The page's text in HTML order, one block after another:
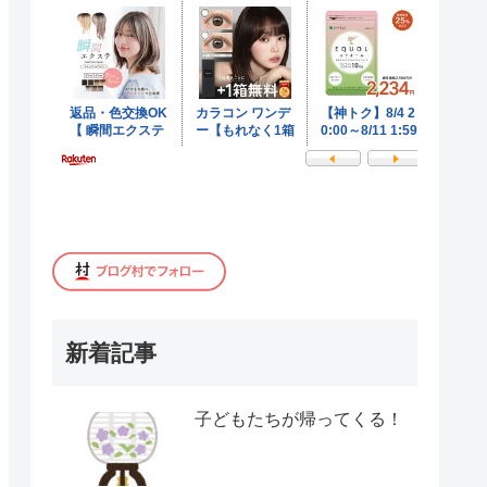
新着記事
子どもたちが帰ってくる！